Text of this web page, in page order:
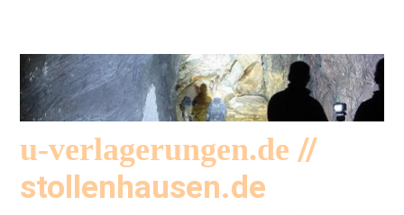
u-verlagerungen.de //
stollenhausen.de